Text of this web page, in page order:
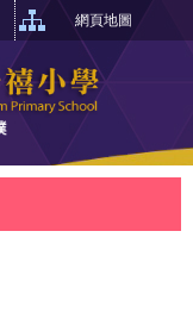
網頁地圖